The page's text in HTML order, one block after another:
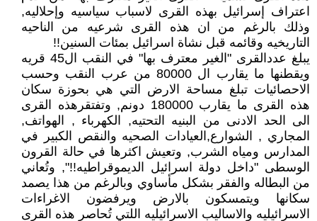
اعتراف إسرائيل بهذه القرى لاسباب سياسيه وإحلاليه,
وذلك بالرغم من ان هذه القرى شرعيه من الناحيه
التاريخيه وقائمه قبل نشاة اسرائيل بمئات السنين!!
يبلغ عددالقرى "الغير معترف بها" في النقب ال45 قريه
ويقطنها ما يقارب ال 80000 من عرب النقب وحسب
الاحصائيات تبلغ مساحة الارض التي هي بحوزة سكان
هذه القرى ما يقارب 180000 دونم, وتفتقرهذه القرى
الى الحد الادنى من البنيه التحتيه, الكهرباء , الهواتف,
المجاري , الشوارع,العيادات الصحيه والنقص الكبير في
المدارس ومياه الشرب, وتعيش اكثرها في حالة القرون
الوسطى "داخل دولة اسرائيل الديموقراطيه!!", وتُعاني
من البطاله والفقر بشكل مأساوي وبالرغم من هذا يصمد
سكانها ويتمسكون بالارض ويرفضون الاغراءات
الاسرائيليه والاساليب الاسرائيليه اللتي تُحاصر هذه القرى